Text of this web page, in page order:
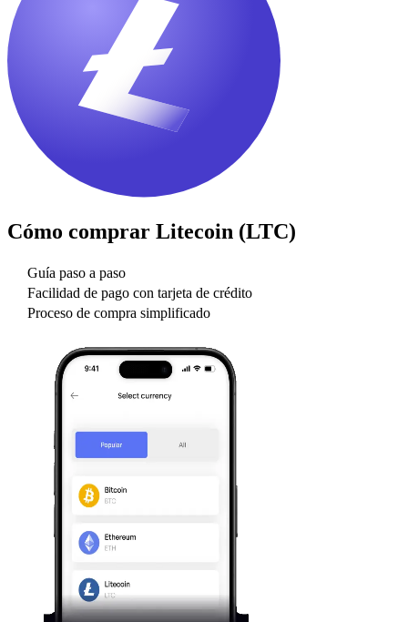
Cómo comprar Litecoin (LTC)
Guía paso a paso
Facilidad de pago con tarjeta de crédito
Proceso de compra simplificado